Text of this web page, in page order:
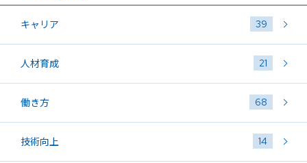
キャリア 39
人材育成 21
働き方 68
技術向上 14